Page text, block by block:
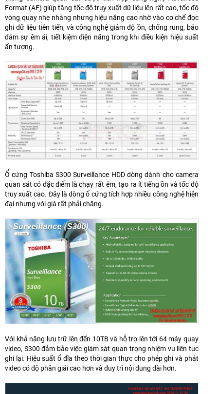
Format (AF) giúp tăng tốc độ truy xuất dữ liệu lên rất cao, tốc độ
vòng quay nhẹ nhàng nhưng hiệu năng cao nhờ vào cơ chế đọc
ghi dữ liệu tiên tiến, và công nghệ giảm độ ồn, chống rung, bảo
đảm sự êm ái, tiết kiệm điện năng trong khi điều kiện hiệu suất
ấn tượng.
Ổ cứng Toshiba S300 Surveillance HDD dòng dành cho camera
quan sát có đặc điểm là chạy rất êm, tạo ra ít tiếng ồn và tốc độ
truy xuất cao. Đây là dòng ổ cứng tích hợp nhiều công nghệ hiện
đại nhưng với giá rất phải chăng.
Với khả năng lưu trữ lên đến 10TB và hỗ trợ lên tới 64 máy quay
video, S300 đảm bảo việc giám sát quan trọng nhiệm vụ liên tục
ghi lại. Hiệu suất ổ đĩa theo thời gian thực cho phép ghi và phát
video có độ phân giải cao hơn và duy trì nội dung dài hơn.